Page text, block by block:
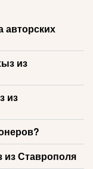
авторских
из
из
из Ставрополя